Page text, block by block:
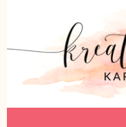
KREATIV SEIN